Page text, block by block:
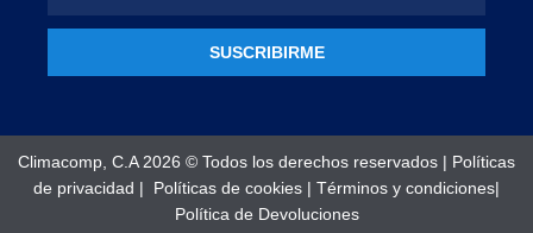
SUSCRIBIRME
Climacomp, C.A 2026 © Todos los derechos reservados | Políticas
de privacidad | Políticas de cookies | Términos y condiciones|
Política de Devoluciones